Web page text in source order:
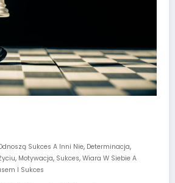
Sukces A Inni Nie, Determinacja,
, Motywacja, Sukces, Wiara W Siebie A
I Sukces